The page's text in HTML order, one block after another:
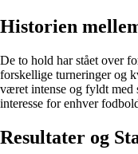
Historien
De to hold har stået over
forskellige turneringer og
været intense og fyldt
interesse for enhver
Resultater og